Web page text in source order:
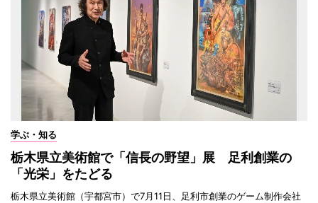
学ぶ・知る
栃木県立美術館で「信長の野望」展 足利創業の
「光栄」をたどる
栃木県立美術館（宇都宮市）で7月11日、足利市創業のゲーム制作会社